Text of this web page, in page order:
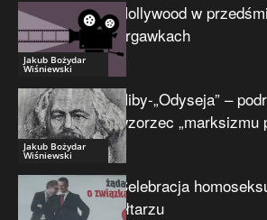
Jakub Bożydar
Wiśniewski
Hollywood w
drgawkach
Jakub Bożydar
Wiśniewski
Niby-„Odyseja” –
wzorzec „marksizmu
Celebracja
ołtarzu